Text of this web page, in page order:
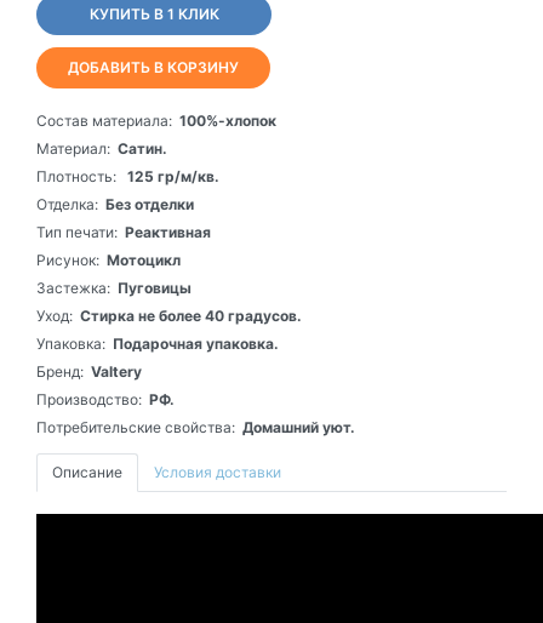
КУПИТЬ В 1 КЛИК
ДОБАВИТЬ В КОРЗИНУ
Состав материала: 100%-хлопок
Материал: Сатин.
Плотность: 125 гр/м/кв.
Отделка: Без отделки
Тип печати: Реактивная
Рисунок: Мотоцикл
Застежка: Пуговицы
Уход: Стирка не более 40 градусов.
Упаковка: Подарочная упаковка.
Бренд: Valtery
Производство: РФ.
Потребительские свойства: Домашний уют.
Описание Условия доставки